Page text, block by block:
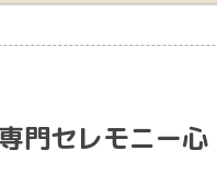
門セレモニー心